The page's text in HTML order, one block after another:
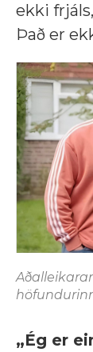
ekki
Það er
„Ég er